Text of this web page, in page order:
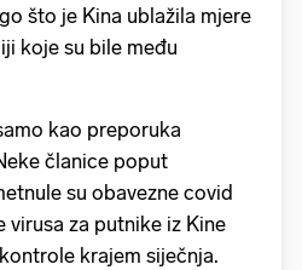
što je Kina ublažila mjere
koje su bile među
kao preporuka
članice poput
su obavezne covid
virusa za putnike iz Kine
krajem siječnja.